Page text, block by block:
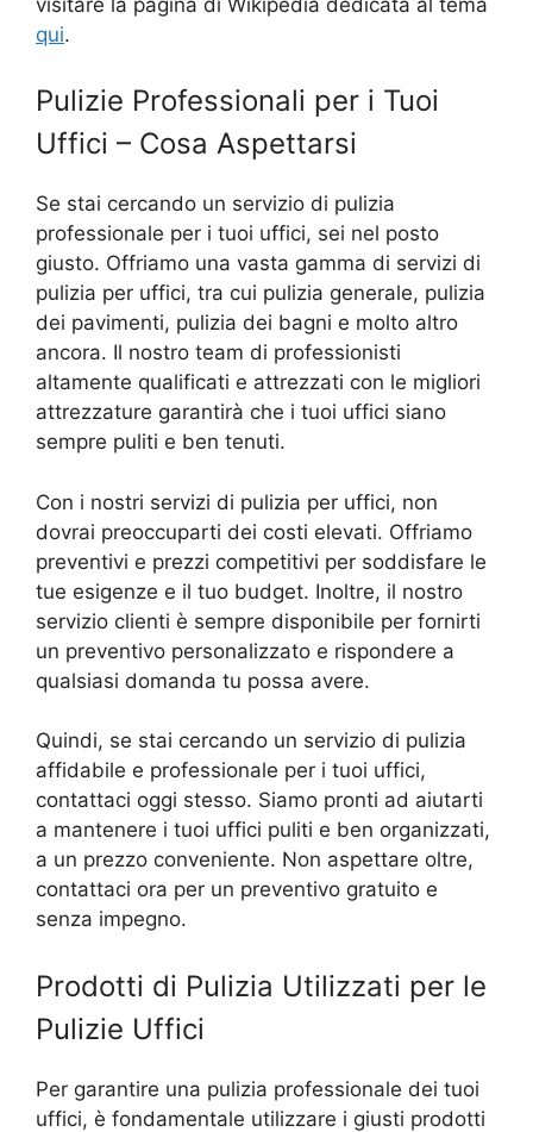
qui.
Pulizie Professionali per i Tuoi
Uffici – Cosa Aspettarsi
Se stai cercando un servizio di pulizia
professionale per i tuoi uffici, sei nel posto
giusto. Offriamo una vasta gamma di servizi di
pulizia per uffici, tra cui pulizia generale, pulizia
dei pavimenti, pulizia dei bagni e molto altro
ancora. Il nostro team di professionisti
altamente qualificati e attrezzati con le migliori
attrezzature garantirà che i tuoi uffici siano
sempre puliti e ben tenuti.
Con i nostri servizi di pulizia per uffici, non
dovrai preoccuparti dei costi elevati. Offriamo
preventivi e prezzi competitivi per soddisfare le
tue esigenze e il tuo budget. Inoltre, il nostro
servizio clienti è sempre disponibile per fornirti
un preventivo personalizzato e rispondere a
qualsiasi domanda tu possa avere.
Quindi, se stai cercando un servizio di pulizia
affidabile e professionale per i tuoi uffici,
contattaci oggi stesso. Siamo pronti ad aiutarti
a mantenere i tuoi uffici puliti e ben organizzati,
a un prezzo conveniente. Non aspettare oltre,
contattaci ora per un preventivo gratuito e
senza impegno.
Prodotti di Pulizia Utilizzati per le
Pulizie Uffici
Per garantire una pulizia professionale dei tuoi
uffici, è fondamentale utilizzare i giusti prodotti